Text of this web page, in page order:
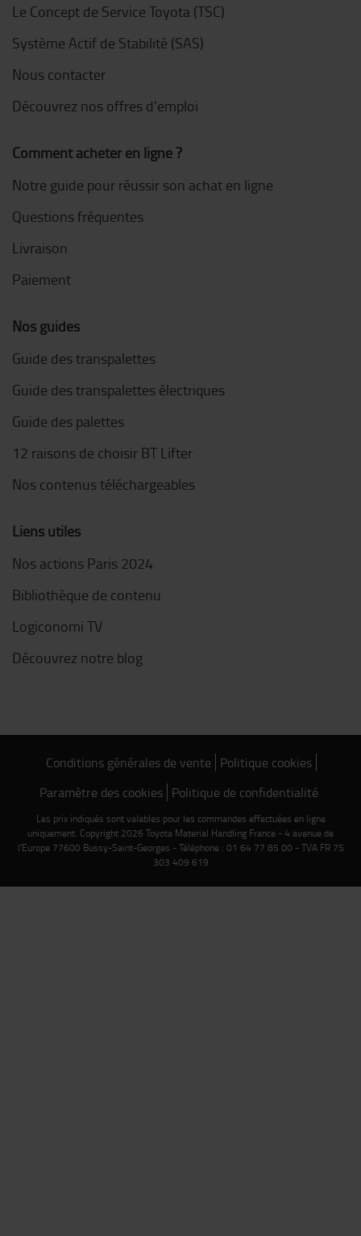
Le Concept de Service Toyota (TSC)
Système Actif de Stabilité (SAS)
Nous contacter
Découvrez nos offres d'emploi
Comment acheter en ligne ?
Notre guide pour réussir son achat en ligne
Questions fréquentes
Livraison
Paiement
Nos guides
Guide des transpalettes
Guide des transpalettes électriques
Guide des palettes
12 raisons de choisir BT Lifter
Nos contenus téléchargeables
Liens utiles
Nos actions Paris 2024
Bibliothèque de contenu
Logiconomi TV
Découvrez notre blog
Conditions générales de vente Politique cookies
Paramètre des cookies Politique de confidentialité
Les prix indiqués sont valables pour les commandes effectuées en ligne
uniquement. Copyright 2026 Toyota Material Handling France - 4 avenue de
l'Europe 77600 Bussy-Saint-Georges - Téléphone : 01 64 77 85 00 - TVA FR 75
303 409 619